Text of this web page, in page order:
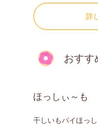
詳
おすす
ほっしぃ～も
干しいもパイほっ